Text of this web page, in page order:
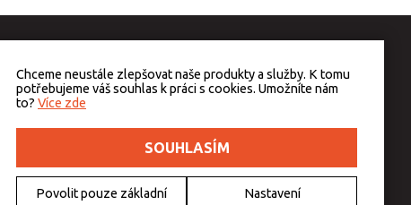
Chceme neustále zlepšovat naše produkty a služby. K tomu
potřebujeme váš souhlas k práci s cookies. Umožníte nám
to? Více zde
SOUHLASÍM
Povolit pouze základní Nastavení